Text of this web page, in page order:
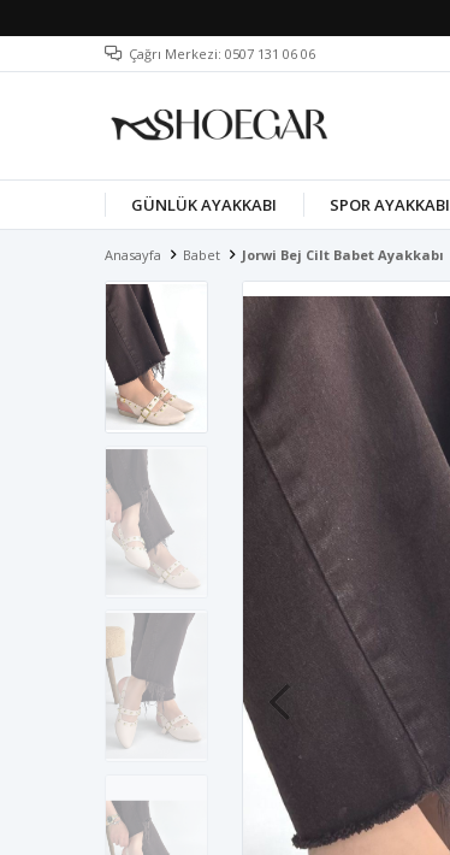
Çağrı Merkezi: 0507 131 06 06
GÜNLÜK AYAKKABI SPOR AYAKKABI
Anasayfa Babet Jorwi Bej Cilt Babet Ayakkabı